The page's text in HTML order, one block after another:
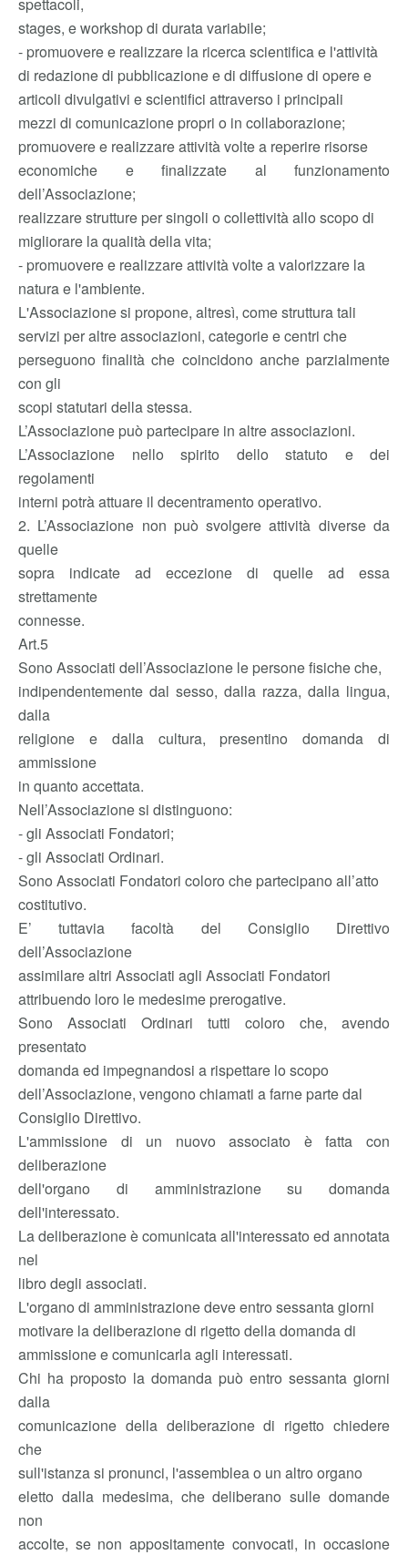
stages, e workshop di durata variabile;
- promuovere e realizzare la ricerca scientifica e l'attività
di redazione di pubblicazione e di diffusione di opere e
articoli divulgativi e scientifici attraverso i principali
mezzi di comunicazione propri o in collaborazione;
promuovere e realizzare attività volte a reperire risorse
economiche e finalizzate al funzionamento
dell’Associazione;
realizzare strutture per singoli o collettività allo scopo di
migliorare la qualità della vita;
- promuovere e realizzare attività volte a valorizzare la
natura e l'ambiente.
L'Associazione si propone, altresì, come struttura tali
servizi per altre associazioni, categorie e centri che
perseguono finalità che coincidono anche parzialmente
con gli
scopi statutari della stessa.
L’Associazione può partecipare in altre associazioni.
L’Associazione nello spirito dello statuto e dei
regolamenti
interni potrà attuare il decentramento operativo.
2. L’Associazione non può svolgere attività diverse da
quelle
sopra indicate ad eccezione di quelle ad essa
strettamente
connesse.
Art.5
Sono Associati dell’Associazione le persone fisiche che,
indipendentemente dal sesso, dalla razza, dalla lingua,
dalla
religione e dalla cultura, presentino domanda di
ammissione
in quanto accettata.
Nell’Associazione si distinguono:
- gli Associati Fondatori;
- gli Associati Ordinari.
Sono Associati Fondatori coloro che partecipano all’atto
costitutivo.
E’ tuttavia facoltà del Consiglio Direttivo
dell’Associazione
assimilare altri Associati agli Associati Fondatori
attribuendo loro le medesime prerogative.
Sono Associati Ordinari tutti coloro che, avendo
presentato
domanda ed impegnandosi a rispettare lo scopo
dell’Associazione, vengono chiamati a farne parte dal
Consiglio Direttivo.
L'ammissione di un nuovo associato è fatta con
deliberazione
dell'organo di amministrazione su domanda
dell'interessato.
La deliberazione è comunicata all'interessato ed annotata
nel
libro degli associati.
L'organo di amministrazione deve entro sessanta giorni
motivare la deliberazione di rigetto della domanda di
ammissione e comunicarla agli interessati.
Chi ha proposto la domanda può entro sessanta giorni
dalla
comunicazione della deliberazione di rigetto chiedere
che
sull'istanza si pronunci, l'assemblea o un altro organo
eletto dalla medesima, che deliberano sulle domande
non
accolte, se non appositamente convocati, in occasione